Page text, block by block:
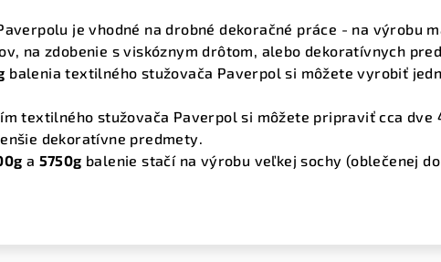
je vhodné na drobné dekoračné práce - na výrobu
na zdobenie s viskóznym drôtom, alebo dekoratívnych
balenia textilného stužovača Paverpol si môžete vyrobiť
textilného stužovača Paverpol si môžete pripraviť cca dve
dekoratívne predmety.
a 5750g balenie stačí na výrobu veľkej sochy (oblečenej